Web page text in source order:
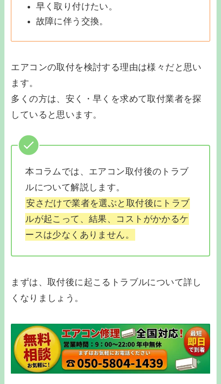
早く取り付けたい。
故障に伴う交換。
エアコンの取付を検討する理由は様々だと思い
ます。
多くの方は、安く・早くを求めて取付業者を探
していると思います。
本コラムでは、エアコン取付後のトラブ
ルについて解説します。
安さだけで業者を選ぶと取付後にトラブ
ルが起こって、結果、コストがかかるケ
ースは少なくありません。
まずは、取付後に起こるトラブルについて詳し
くなりましょう。